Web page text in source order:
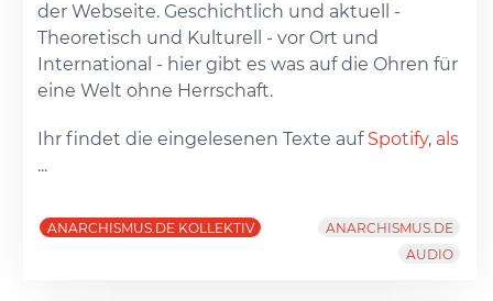
der Webseite. Geschichtlich und aktuell -
Theoretisch und Kulturell - vor Ort und
International - hier gibt es was auf die Ohren für
eine Welt ohne Herrschaft.
Ihr findet die eingelesenen Texte auf Spotify, als
...
ANARCHISMUS.DE KOLLEKTIV
ANARCHISMUS.DE
AUDIO